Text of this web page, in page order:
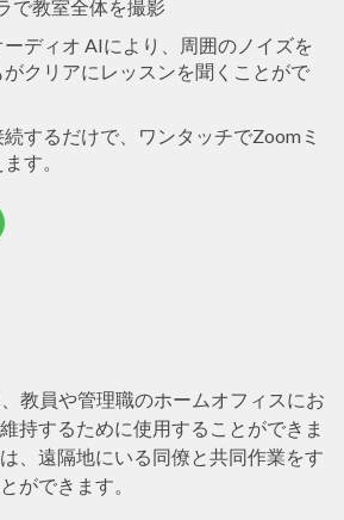
で教室全体を撮影
ディオ AIにより、周囲のノイズを
クリアにレッスンを聞くことがで
するだけで、ワンタッチでZoomミ
す。
教員や管理職のホームオフィスにお
持するために使用することができま
、遠隔地にいる同僚と共同作業をす
ができます。